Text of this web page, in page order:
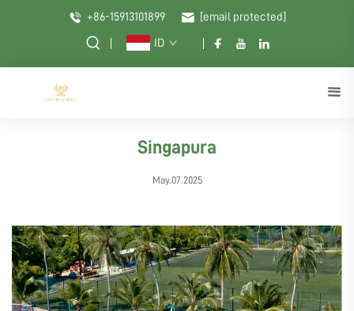
+86-15913101899 [email protected]
ID
Singapura
May.07.2025